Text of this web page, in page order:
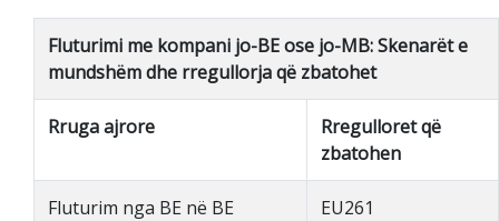
Fluturimi me kompani jo-BE ose jo-MB: Skenarët e
mundshëm dhe rregullorja që zbatohet
Rruga ajrore
Rregulloret që
zbatohen
Fluturim nga BE në BE EU261